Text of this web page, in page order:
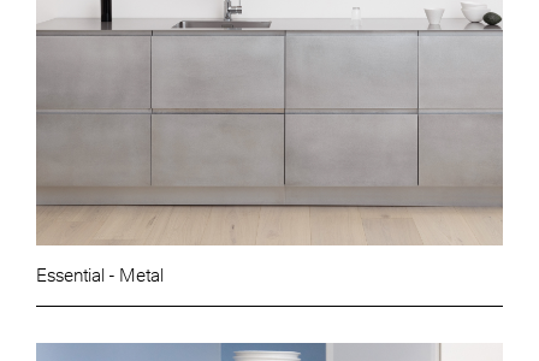
Essential - Metal